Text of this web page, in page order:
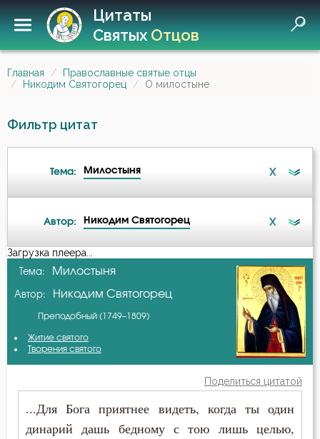
Цитаты
СвятыхОтцов
Главная
Православные святые отцы
Никодим Святогорец
О милостыне
Фильтр цитат
Тема: Милостыня X
Беседа
Благодарность
Благодать
Бог
Автор: Никодим Святогорец X
А-я
Авва Дорофей
Амвросий Оптинский (Гренков)
Антоний Великий
Антоний Оптинский (Путилов)
Загрузка плеера...
Тема: Милостыня
Автор: Никодим Святогорец
Преподобный (1749–1809)
Житие святого
Творения святого
Поделиться цитатой
...Для Бога приятнее видеть, когда ты один
динарий дашь бедному с тою лишь целью,